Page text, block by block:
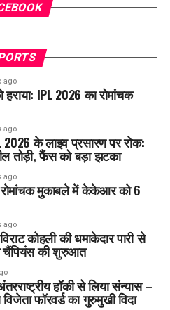
ago
हराया: IPL 2026 का रोमांचक
ago
2026 के लाइव प्रसारण पर रोक:
तोड़ी, फैंस को बड़ा झटका
ago
मुकाबले में केकेआर को 6
ago
कोहली की धमाकेदार पारी से
चैंपियंस की शुरुआत
हॉकी से लिया संन्यास –
फॉरवर्ड का गुरुमुखी विदा